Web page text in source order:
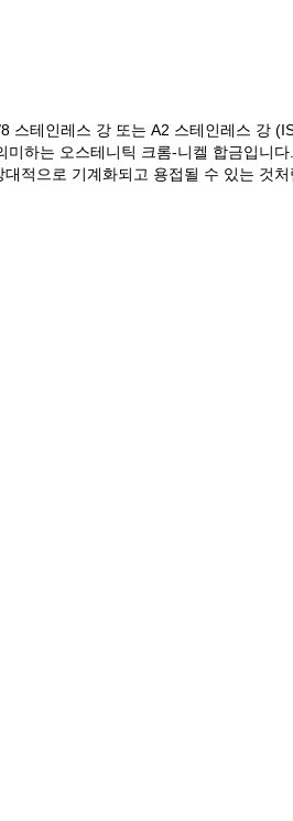
스테인레스 강 또는 A2 스테인레스 강
하는 오스테니틱 크롬-니켈 합금입니
적으로 기계화되고 용접될 수 있는 것